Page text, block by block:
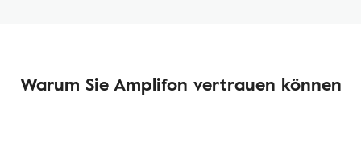
Warum Sie Amplifon vertrauen können